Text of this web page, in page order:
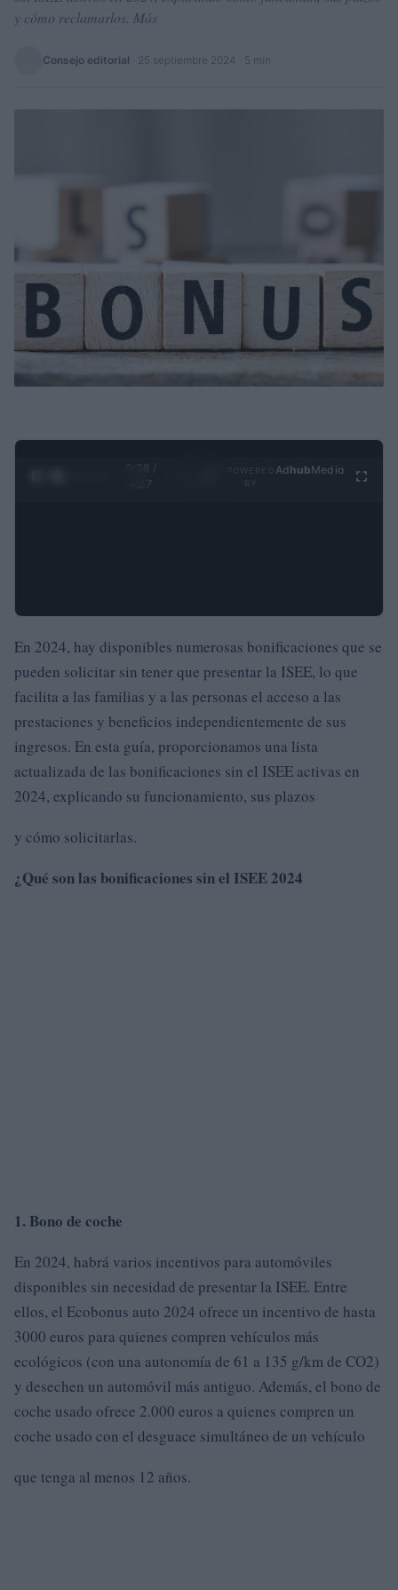
y cómo reclamarlos. Más
Consejo editorial 25 septiembre 2024 · 5 min
0:29 /
4:27
Ad hubMedia
En 2024, hay disponibles numerosas bonificaciones que se
pueden solicitar sin tener que presentar la ISEE, lo que
facilita a las familias y a las personas el acceso a las
prestaciones y beneficios independientemente de sus
ingresos. En esta guía, proporcionamos una lista
actualizada de las bonificaciones sin el ISEE activas en
2024, explicando su funcionamiento, sus plazos
y cómo solicitarlas.
¿Qué son las bonificaciones sin el ISEE 2024
1. Bono de coche
En 2024, habrá varios incentivos para automóviles
disponibles sin necesidad de presentar la ISEE. Entre
ellos, el Ecobonus auto 2024 ofrece un incentivo de hasta
3000 euros para quienes compren vehículos más
ecológicos (con una autonomía de 61 a 135 g/km de CO2)
y desechen un automóvil más antiguo. Además, el bono de
coche usado ofrece 2.000 euros a quienes compren un
coche usado con el desguace simultáneo de un vehículo
que tenga al menos 12 años.